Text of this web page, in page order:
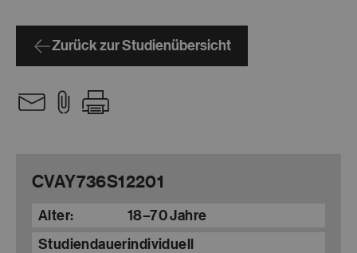
Kontakt
Zurück zur Studienübersicht
CVAY736S12201
Alter:
18–70 Jahre
Studiendauer:individuell